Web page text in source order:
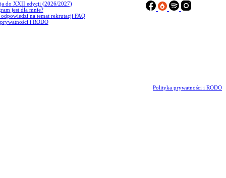
do XXII edycji (2026/2027)
jest dla mnie?
na temat rekrutacji FAQ
i RODO
Polityka prywatności i RODO